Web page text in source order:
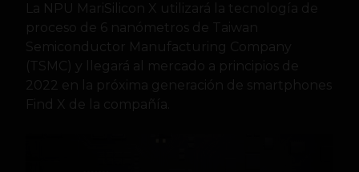
La NPU MariSilicon X utilizará la tecnología de
proceso de 6 nanómetros de Taiwan
Semiconductor Manufacturing Company
(TSMC) y llegará al mercado a principios de
2022 en la próxima generación de smartphones
Find X de la compañía.